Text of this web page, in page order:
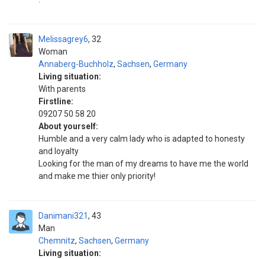
Melissagrey6
Woman
32
Annaberg-Buchholz, Sachsen, Germany
Living situation:
With parents
Firstline:
09207 50 58 20
About yourself:
Humble and a very calm lady who is adapted to honesty
and loyalty
Looking for the man of my dreams to have me the world
and make me thier only priority!
Danimani321
Man
43
Chemnitz, Sachsen, Germany
Living situation: